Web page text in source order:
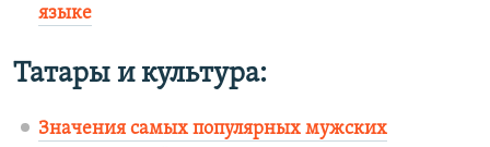
языке
Татары и культура:
Значения самых популярных мужских